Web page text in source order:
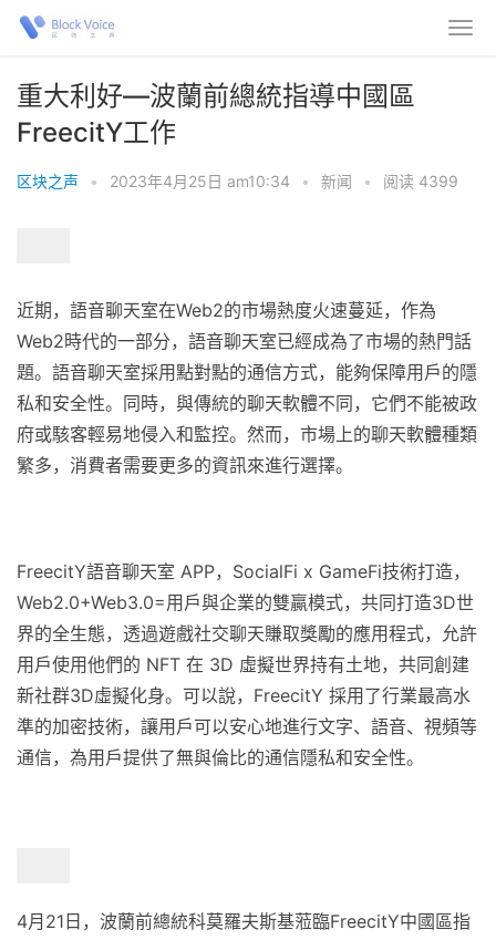
重大利好—波蘭前總統指導中國區
FreecitY工作
区块之声 • 2023年4月25日 am10:34 • 新闻 • 阅读 4399
近期，語音聊天室在Web2的市場熱度火速蔓延，作為
Web2時代的一部分，語音聊天室已經成為了市場的熱門話
題。語音聊天室採用點對點的通信方式，能夠保障用戶的隱
私和安全性。同時，與傳統的聊天軟體不同，它們不能被政
府或駭客輕易地侵入和監控。然而，市場上的聊天軟體種類
繁多，消費者需要更多的資訊來進行選擇。
FreecitY語音聊天室 APP，SocialFi x GameFi技術打造，
Web2.0+Web3.0=用戶與企業的雙贏模式，共同打造3D世
界的全生態，透過遊戲社交聊天賺取獎勵的應用程式，允許
用戶使用他們的 NFT 在 3D 虛擬世界持有土地，共同創建
新社群3D虛擬化身。可以說，FreecitY 採用了行業最高水
準的加密技術，讓用戶可以安心地進行文字、語音、視頻等
通信，為用戶提供了無與倫比的通信隱私和安全性。
4月21日，波蘭前總統科莫羅夫斯基蒞臨FreecitY中國區指